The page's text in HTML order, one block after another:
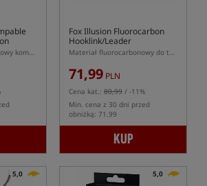
Fluorocarbon przyponowy kompatybilny z tulejkami zaciskowymi Fox Crimp
Fox Illusion Fluorocarbon
Hooklink/Leader
Materiał fluorocarbonowy do tworzenia leaderów/przyponów
71,99 PLN
Cena kat.: 80,99 / -11%
Min. cena z 30 dni przed
obniżką: 71.99
KUP
5,0 5,0